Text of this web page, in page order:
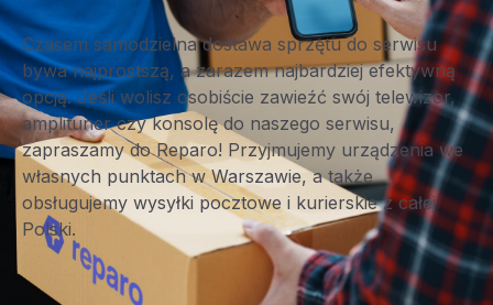
Czasem samodzielna dostawa sprzętu do serwisu
bywa najprostszą, a zarazem najbardziej efektywną
opcją. Jeśli wolisz osobiście zawieźć swój telewizor,
amplituner czy konsolę do naszego serwisu,
zapraszamy do Reparo! Przyjmujemy urządzenia we
własnych punktach w Warszawie, a także
obsługujemy wysyłki pocztowe i kurierskie z całej
Polski.